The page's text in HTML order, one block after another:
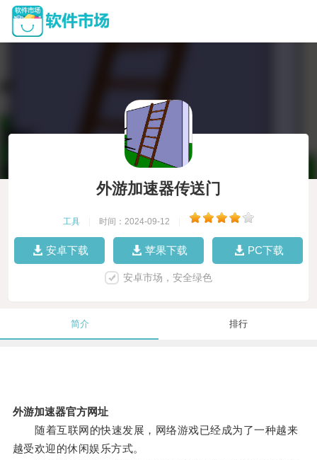
外游加速器传送门
工具 时间：2024-09-12
安卓下载 苹果下载 PC下载
安卓市场，安全绿色
简介 排行
外游加速器官方网址
随着互联网的快速发展，网络游戏已经成为了一种越来
越受欢迎的休闲娱乐方式。